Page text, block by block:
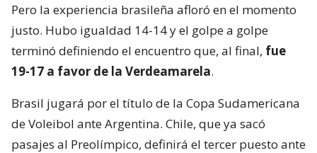
Pero la experiencia brasileña afloró en el momento
justo. Hubo igualdad 14-14 y el golpe a golpe
terminó definiendo el encuentro que, al final, fue
19-17 a favor de la Verdeamarela.
Brasil jugará por el título de la Copa Sudamericana
de Voleibol ante Argentina. Chile, que ya sacó
pasajes al Preolímpico, definirá el tercer puesto ante